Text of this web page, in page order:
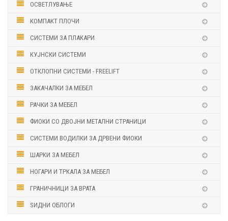
ОСВЕТЛУВАЊЕ
КОМПАКТ ПЛОЧИ
СИСТЕМИ ЗА ПЛАКАРИ
КУЈНСКИ СИСТЕМИ
ОТКЛОПНИ СИСТЕМИ - FREELIFT
ЗАКАЧАЛКИ ЗА МЕБЕЛ
РАЧКИ ЗА МЕБЕЛ
ФИОКИ СО ДВОЈНИ МЕТАЛНИ СТРАНИЦИ
СИСТЕМИ ВОДИЛКИ ЗА ДРВЕНИ ФИОКИ
ШАРКИ ЗА МЕБЕЛ
НОГАРИ И ТРКАЛА ЗА МЕБЕЛ
ГРАНИЧНИЦИ ЗА ВРАТА
ЅИДНИ ОБЛОГИ